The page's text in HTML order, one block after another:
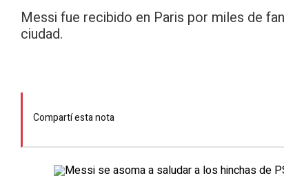
Messi fue recibido en Paris por miles de
ciudad.
Compartí esta nota